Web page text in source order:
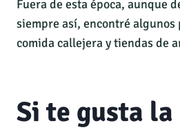
Fuera de esta época, aunque
siempre así, encontré algunos
comida callejera y tiendas de
Si te gusta la